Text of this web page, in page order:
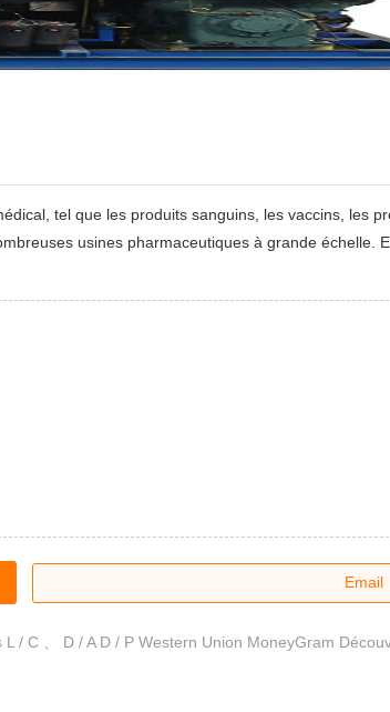
tel que les produits sanguins, les vaccins, les
usines pharmaceutiques à grande échelle.
Email
/ C 、 D / A D / P Western Union MoneyGram